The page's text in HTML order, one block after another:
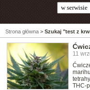
Strona główna > Szukaj "test z
11
THC-